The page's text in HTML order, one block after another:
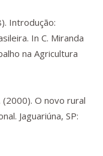
Introdução:
In C. Miranda
na Agricultura
(2000). O novo rural
Jaguariúna, SP: